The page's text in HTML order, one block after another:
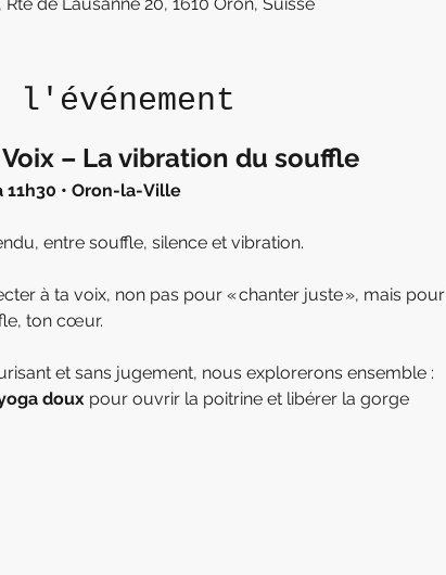
l'événement
– La vibration du souffle
11h30 • Oron-la-Ville
entre souffle, silence et vibration.
à ta voix, non pas pour « chanter juste », mais pour
ton cœur.
et sans jugement, nous explorerons ensemble :
doux pour ouvrir la poitrine et libérer la gorge